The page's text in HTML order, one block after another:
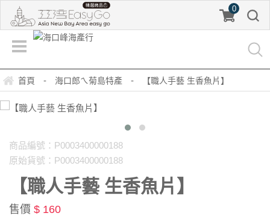
0
首頁 - 海口郎ㄟ菊島特產 - 【職人手藝 生香魚片】
商品編號：P0003400000188
原始貨號：P0003400000188
【職人手藝 生香魚片】
售價 $ 160